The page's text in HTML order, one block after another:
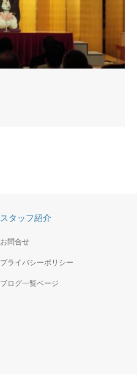
スタッフ紹介
お問合せ
プライバシーポリシー
ブログ一覧ページ